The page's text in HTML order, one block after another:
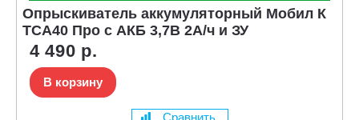
Опрыскиватель аккумуляторный Мобил К
TCA40 Про с АКБ 3,7В 2А/ч и ЗУ
4 490 р.
В корзину
Сравнить